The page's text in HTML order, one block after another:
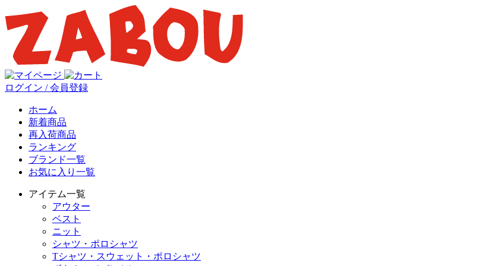
ログイン / 会員登録
ホーム
新着商品
再入荷商品
ランキング
ブランド一覧
お気に入り一覧
アイテム一覧
アウター
ベスト
ニット
シャツ・ポロシャツ
Tシャツ・スウェット・ポロシャツ